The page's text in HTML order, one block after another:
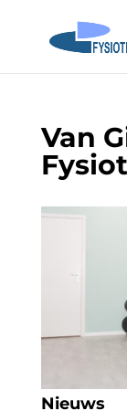
Van
Nieuws